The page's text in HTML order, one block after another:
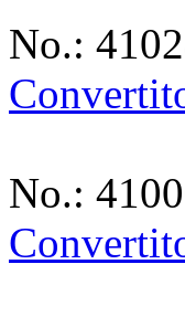
No.:
No.: